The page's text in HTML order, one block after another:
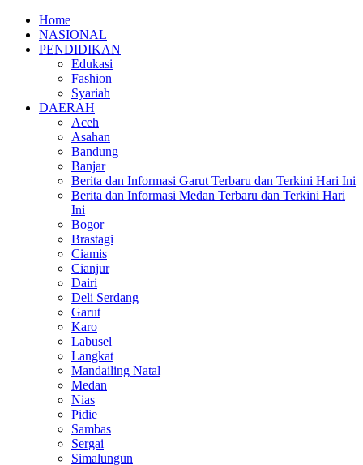
Home
NASIONAL
PENDIDIKAN
Edukasi
Fashion
Syariah
DAERAH
Aceh
Asahan
Bandung
Banjar
Berita dan Informasi Garut Terbaru dan Terkini Hari Ini
Berita dan Informasi Medan Terbaru dan Terkini Hari
Ini
Bogor
Brastagi
Ciamis
Cianjur
Dairi
Deli Serdang
Garut
Karo
Labusel
Langkat
Mandailing Natal
Medan
Nias
Pidie
Sambas
Sergai
Simalungun